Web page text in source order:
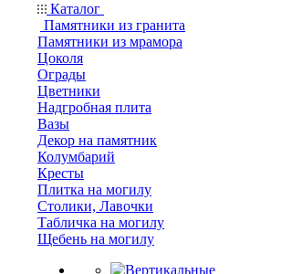
Каталог
Памятники из гранита
Памятники из мрамора
Цоколя
Ограды
Цветники
Надгробная плита
Вазы
Декор на памятник
Колумбарий
Кресты
Плитка на могилу
Столики, Лавочки
Табличка на могилу
Щебень на могилу